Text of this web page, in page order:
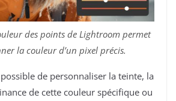
des points de Lightroom permet
la couleur d’un pixel précis.
de personnaliser la teinte, la
de cette couleur spécifique ou